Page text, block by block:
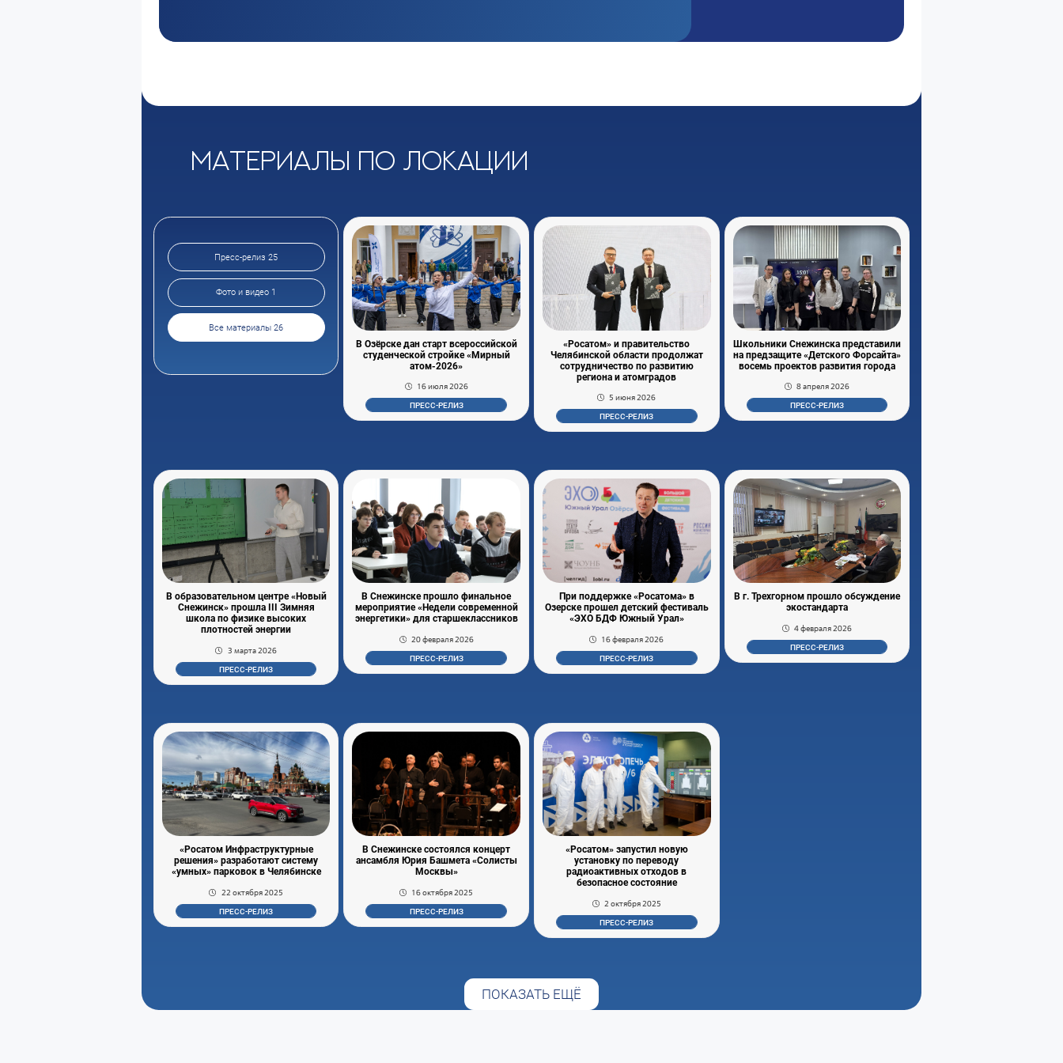
Материалы по локации
Пресс-релиз 25
Фото и видео 1
Все материалы 26
В Озёрске дан старт всероссийской
студенческой стройке «Мирный
атом-2026»
16 июля 2026
ПРЕСС-РЕЛИЗ
«Росатом» и правительство
Челябинской области продолжат
сотрудничество по развитию
региона и атомградов
5 июня 2026
ПРЕСС-РЕЛИЗ
Школьники Снежинска представили
на предзащите «Детского Форсайта»
восемь проектов развития города
8 апреля 2026
ПРЕСС-РЕЛИЗ
В образовательном центре «Новый
Снежинск» прошла III Зимняя
школа по физике высоких
плотностей энергии
3 марта 2026
ПРЕСС-РЕЛИЗ
В Снежинске прошло финальное
мероприятие «Недели современной
энергетики» для старшеклассников
20 февраля 2026
ПРЕСС-РЕЛИЗ
При поддержке «Росатома» в
Озерске прошел детский фестиваль
«ЭХО БДФ Южный Урал»
16 февраля 2026
ПРЕСС-РЕЛИЗ
В г. Трехгорном прошло обсуждение
экостандарта
4 февраля 2026
ПРЕСС-РЕЛИЗ
«Росатом Инфраструктурные
решения» разработают систему
«умных» парковок в Челябинске
22 октября 2025
ПРЕСС-РЕЛИЗ
В Снежинске состоялся концерт
ансамбля Юрия Башмета «Солисты
Москвы»
16 октября 2025
ПРЕСС-РЕЛИЗ
«Росатом» запустил новую
установку по переводу
радиоактивных отходов в
безопасное состояние
2 октября 2025
ПРЕСС-РЕЛИЗ
ПОКАЗАТЬ ЕЩЁ